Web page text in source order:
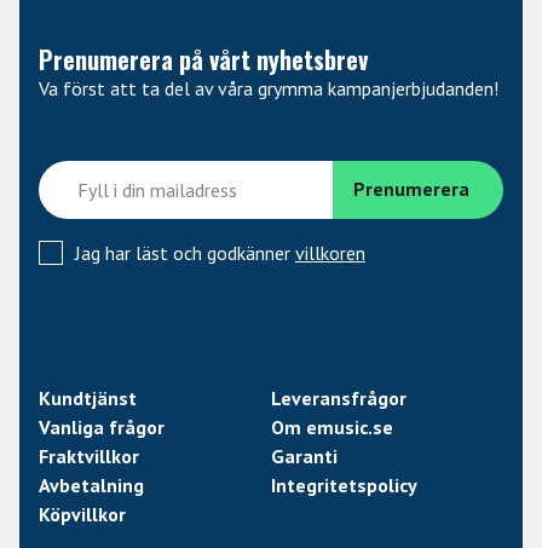
Prenumerera på vårt nyhetsbrev
Va först att ta del av våra grymma kampanjerbjudanden!
Jag har läst och godkänner villkoren
Kundtjänst
Leveransfrågor
Vanliga frågor
Om emusic.se
Fraktvillkor
Garanti
Avbetalning
Integritetspolicy
Köpvillkor